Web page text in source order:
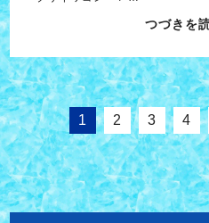
つづきを
1 2 3 4